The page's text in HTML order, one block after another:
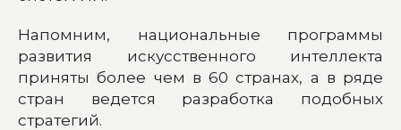
Напомним, национальные программы
развития искусственного интеллекта
приняты более чем в 60 странах, а в ряде
стран ведется разработка подобных
стратегий.